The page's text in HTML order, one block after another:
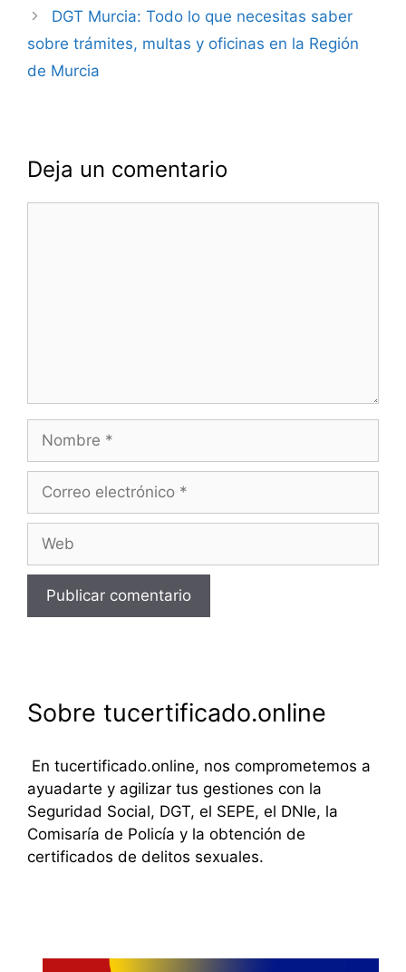
DGT Murcia: Todo lo que necesitas saber
sobre trámites, multas y oficinas en la Región
de Murcia
Deja un comentario
electrónico
Sobre tucertificado.online
En tucertificado.online, nos comprometemos a
ayuadarte y agilizar tus gestiones con la
Seguridad Social, DGT, el SEPE, el DNIe, la
Comisaría de Policía y la obtención de
certificados de delitos sexuales.